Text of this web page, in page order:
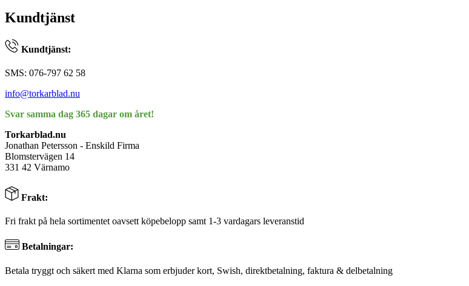
Kundtjänst
Kundtjänst:
SMS: 076-797 62 58
info@torkarblad.nu
Svar samma dag 365 dagar om året!
Torkarblad.nu
Jonathan Petersson - Enskild Firma
Blomstervägen 14
331 42 Värnamo
Frakt:
Fri frakt på hela sortimentet oavsett köpebelopp samt 1-3 vardagars leveranstid
Betalningar:
Betala tryggt och säkert med Klarna som erbjuder kort, Swish, direktbetalning, faktura & delbetalning